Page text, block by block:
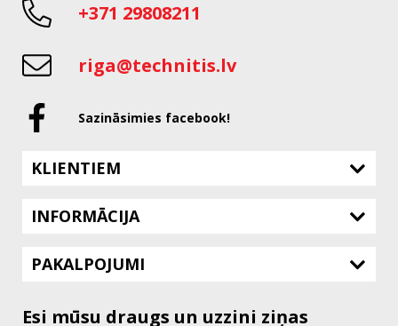
+371 29808211
riga@technitis.lv
Sazināsimies facebook!
KLIENTIEM
INFORMĀCIJA
PAKALPOJUMI
Esi mūsu draugs un uzzini ziņas